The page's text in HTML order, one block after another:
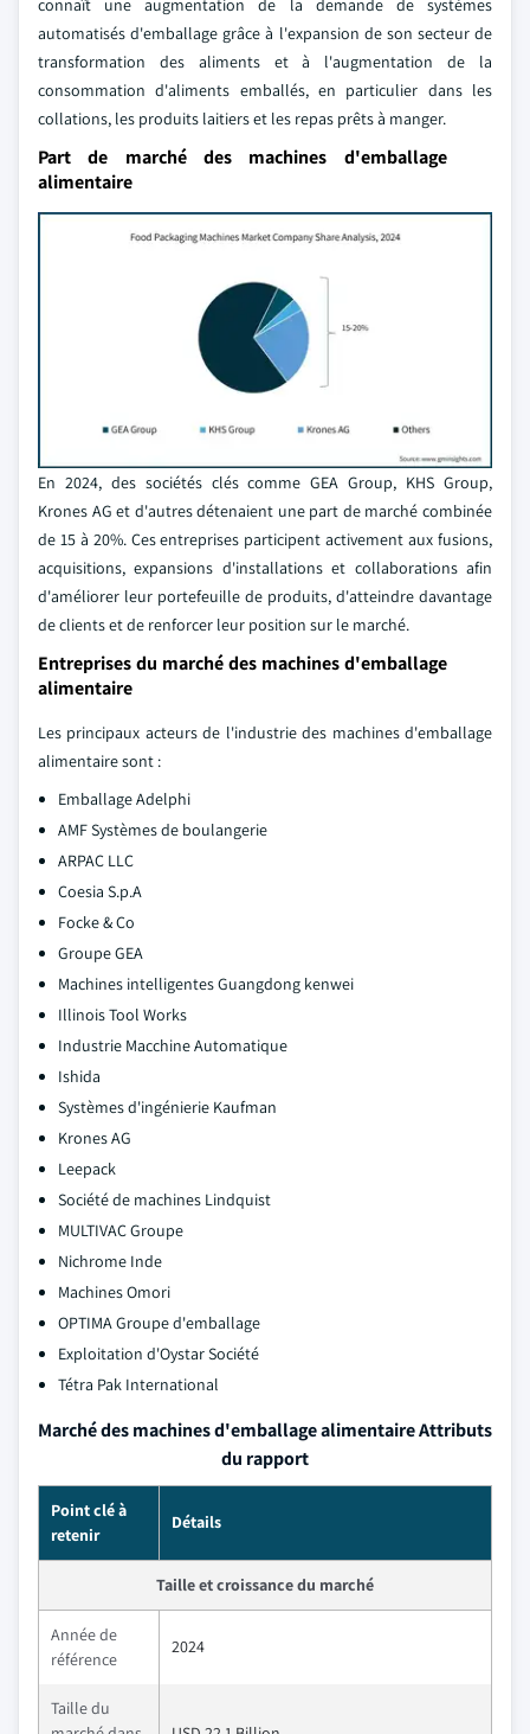
connaît une augmentation de la demande de systèmes
automatisés d'emballage grâce à l'expansion de son secteur de
transformation des aliments et à l'augmentation de la
consommation d'aliments emballés, en particulier dans les
collations, les produits laitiers et les repas prêts à manger.
Part de marché des machines d'emballage
alimentaire
En 2024, des sociétés clés comme GEA Group, KHS Group,
Krones AG et d'autres détenaient une part de marché combinée
de 15 à 20%. Ces entreprises participent activement aux fusions,
acquisitions, expansions d'installations et collaborations afin
d'améliorer leur portefeuille de produits, d'atteindre davantage
de clients et de renforcer leur position sur le marché.
Entreprises du marché des machines d'emballage
alimentaire
Les principaux acteurs de l'industrie des machines d'emballage
alimentaire sont :
Emballage Adelphi
AMF Systèmes de boulangerie
ARPAC LLC
Coesia S.p.A
Focke & Co
Groupe GEA
Machines intelligentes Guangdong kenwei
Illinois Tool Works
Industrie Macchine Automatique
Ishida
Systèmes d'ingénierie Kaufman
Krones AG
Leepack
Société de machines Lindquist
MULTIVAC Groupe
Nichrome Inde
Machines Omori
OPTIMA Groupe d'emballage
Exploitation d'Oystar Société
Tétra Pak International
Marché des machines d'emballage alimentaire Attributs
du rapport
Point clé à
retenir
Détails
Taille et croissance du marché
Année de
référence
2024
Taille du